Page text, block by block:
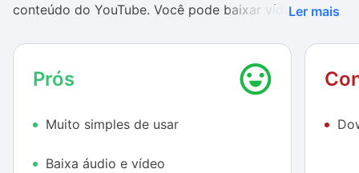
conteúdo do YouTube. Você pode baixar vídeos e
seguida, já sair escutando.
A interface da ferramenta não conta com muitos
o download é copiar uma URL, escolher o formato de
Nada complexo.
Ler mais
Prós
Muito simples de usar
Baixa áudio e vídeo